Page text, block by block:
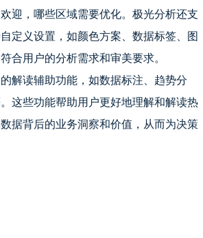
迎，哪些区域需要优化。极光分析还支
定义设置，如颜色方案、数据标签、图
合用户的分析需求和审美要求。
解读辅助功能，如数据标注、趋势分
这些功能帮助用户更好地理解和解读热
据背后的业务洞察和价值，从而为决策